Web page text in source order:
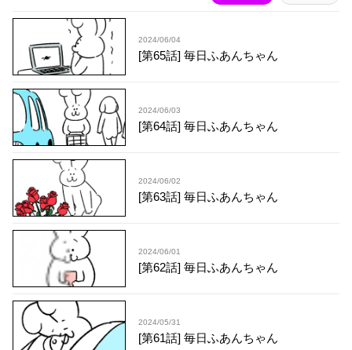
2024/06/04
[第65話] 毎日ふあんちゃん
2024/06/03
[第64話] 毎日ふあんちゃん
2024/06/02
[第63話] 毎日ふあんちゃん
2024/06/01
[第62話] 毎日ふあんちゃん
2024/05/31
[第61話] 毎日ふあんちゃん